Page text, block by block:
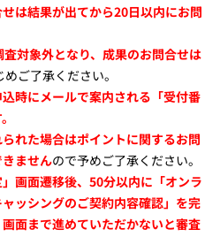
は結果が出てから20日以内にお問
対象外となり、成果のお問合せは
ご了承ください。
時にメールで案内される「受付番
れた場合はポイントに関するお問
ませんので予めご了承ください。
画面遷移後、 50分以内に「オンラ
ッシングのご契約内容確認」を完
画面まで進めていただかないと審査